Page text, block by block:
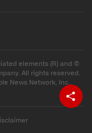
elements (R) and ©
All rights reserved.
News Network, Inc.,